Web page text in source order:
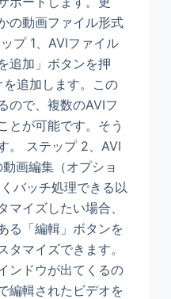
の動画ファイル形式
プ 1、AVIファイル
追加」ボタンを押
を追加します。この
ので、複数のAVIフ
とが可能です。そう
。 ステップ 2、AVI
画編集（オプショ
バッチ処理できる以
イズしたい場合、
る「編輯」ボタンを
タマイズできます。
ンドウが出てくるの
編輯されたビデオを